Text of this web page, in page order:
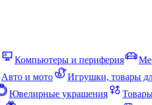
Компьютеры и периферия
Авто и мото Игрушки, товары
Ювелирные украшения